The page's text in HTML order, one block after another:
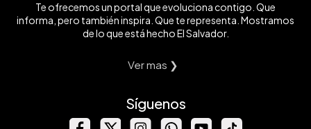
Te ofrecemos un portal que evoluciona contigo. Que
informa, pero también inspira. Que te representa. Mostramos
de lo que está hecho El Salvador.
Ver mas ❯
Síguenos